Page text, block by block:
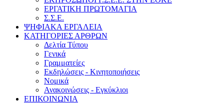
ΕΡΓΑΤΙΚΗ ΠΡΩΤΟΜΑΓΙΑ
Σ.Σ.Ε.
ΨΗΦΙΑΚΑ ΕΡΓΑΛΕΙΑ
ΚΑΤΗΓΟΡΙΕΣ ΑΡΘΡΩΝ
Δελτία Τύπου
Γενικά
Γραμματείες
Εκδηλώσεις - Κινητοποιήσεις
Νομικά
Ανακοινώσεις - Εγκύκλιοι
ΕΠΙΚΟΙΝΩΝΙΑ